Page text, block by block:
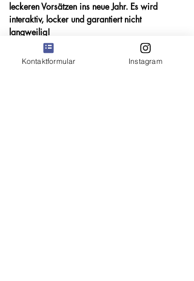
leckeren Vorsätzen ins neue Jahr. Es wird
interaktiv, locker und garantiert nicht
langweilig!
Gesamtsumme ist inkl. MwSt
Kontaktformular Instagram